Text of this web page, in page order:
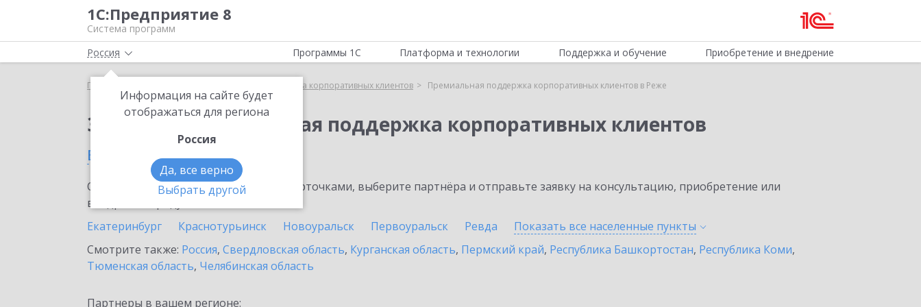
1С:Предприятие 8
Система программ
Россия
Информация на сайте будет
отображаться для региона
Россия
Да, все верно
Выбрать другой
Программы 1С Платформа и технологии Поддержка и обучение Приобретение и внедрение
Главная Премиальная поддержка корпоративных клиентов Премиальная поддержка корпоративных клиентов в Реже
Заказать Премиальная поддержка корпоративных клиентов
в Реже
Ознакомьтесь с информационными карточками, выберите партнёра и отправьте заявку на консультацию, приобретение или
внедрение продукта.
Екатеринбург
Краснотурьинск Новоуральск Первоуральск Ревда Показать все населенные пункты
Смотрите также: Россия, Свердловская область, Курганская область, Пермский край, Республика Башкортостан, Республика Коми,
Тюменская область, Челябинская область
Партнеры в вашем регионе: